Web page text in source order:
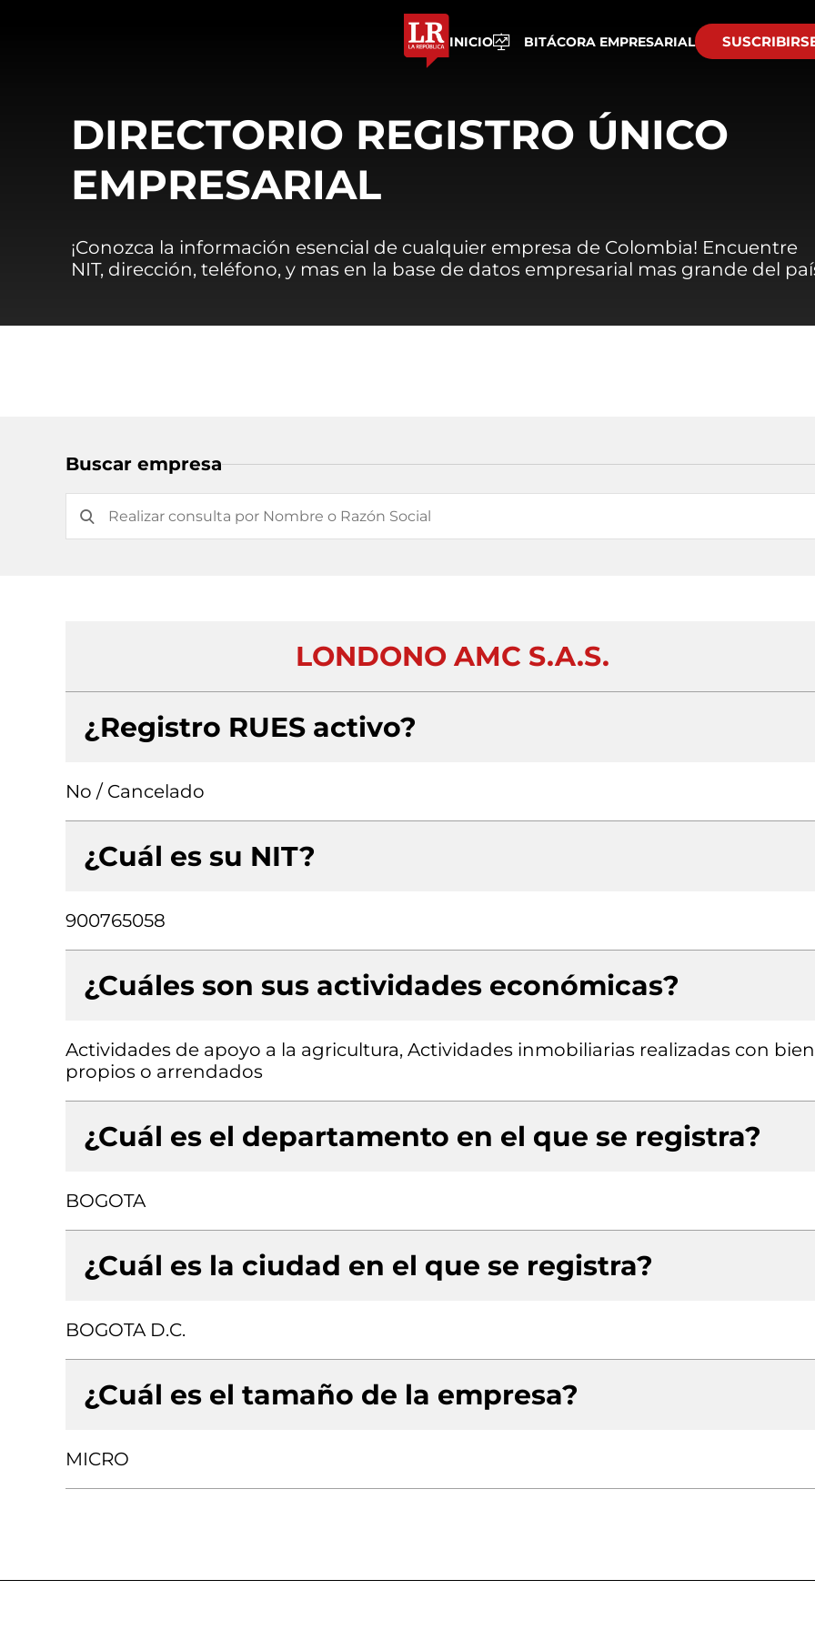
INICIO BITÁCORA EMPRESARIAL
DIRECTORIO REGISTRO ÚNICO
EMPRESARIAL
¡Conozca la información esencial de cualquier empresa de Colombia! Encuentre
NIT, dirección, teléfono, y mas en la base de datos empresarial mas grande del
Buscar empresa
LONDONO AMC S.A.S.
¿Registro RUES activo?
No / Cancelado
¿Cuál es su NIT?
900765058
¿Cuáles son sus actividades económicas?
Actividades de apoyo a la agricultura, Actividades inmobiliarias realizadas con
propios o arrendados
¿Cuál es el departamento en el que se registra?
BOGOTA
¿Cuál es la ciudad en el que se registra?
BOGOTA D.C.
¿Cuál es el tamaño de la empresa?
MICRO